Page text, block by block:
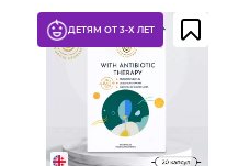
Перед применением
проконсультироваться с
36 месяцев.
ДЕТЯМ ОТ 3-Х ЛЕТ